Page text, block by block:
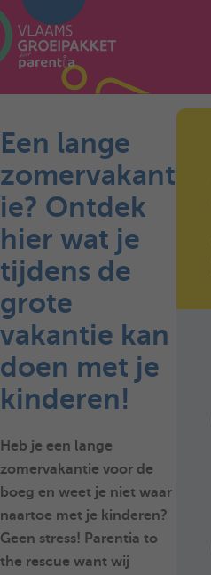
Een lange
zomervakant
ie? Ontdek
hier wat je
tijdens de
grote
vakantie kan
doen met je
kinderen!
Heb je een lange
zomervakantie voor de
boeg en weet je niet waar
naartoe met je kinderen?
Geen stress! Parentia to
the rescue want wij